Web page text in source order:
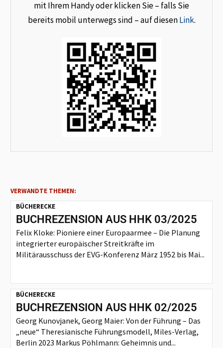
mit Ihrem Handy oder klicken Sie – falls Sie
bereits mobil unterwegs sind – auf diesenLink.
VERWANDTE THEMEN:
BÜCHERECKE
BUCHREZENSION AUS HHK 03/2025
Felix Kloke: Pioniere einer Europaarmee – Die Planung
integrierter europäischer Streitkräfte im
Militärausschuss der EVG-Konferenz März 1952 bis Mai...
BÜCHERECKE
BUCHREZENSION AUS HHK 02/2025
Georg Kunovjanek, Georg Maier: Von der Führung – Das
„neue“ Theresianische Führungsmodell, Miles-Verlag,
Berlin 2023 Markus Pöhlmann: Geheimnis und...